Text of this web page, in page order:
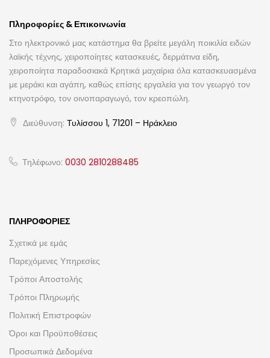
Πληροφορίες & Επικοινωνία
Στο ηλεκτρονικό μας κατάστημα θα βρείτε μεγάλη ποικιλία ειδών
λαϊκής τέχνης, χειροποίητες κατασκευές, δερμάτινα είδη,
χειροποίητα παραδοσιακά Κρητικά μαχαίρια όλα κατασκευασμένα
με μεράκι και αγάπη, καθώς επίσης εργαλεία για τον γεωργό τον
κτηνοτρόφο, τον οινοπαραγωγό, τον κρεοπώλη.
Διεύθυνση: Τυλίσσου 1, 71201 – Ηράκλειο
Τηλέφωνο: 0030 2810288485
ΠΛΗΡΟΦΟΡΊΕΣ
Σχετικά με εμάς
Παρεχόμενες Υπηρεσίες
Τρόποι Αποστολής
Τρόποι Πληρωμής
Πολιτική Επιστροφών
Όροι και Προϋποθέσεις
Προσωπικά Δεδομένα